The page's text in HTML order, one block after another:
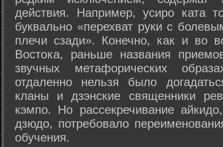
действия. Например, усиро ката
буквально «перехват руки с
плечи сзади». Конечно, как и во
Востока, раньше названия
звучных метафорических
отдаленно нельзя было
кланы и дзэнские священники
кэмпо. Но рассекречивание
дзюдо, потребовало
обучения.